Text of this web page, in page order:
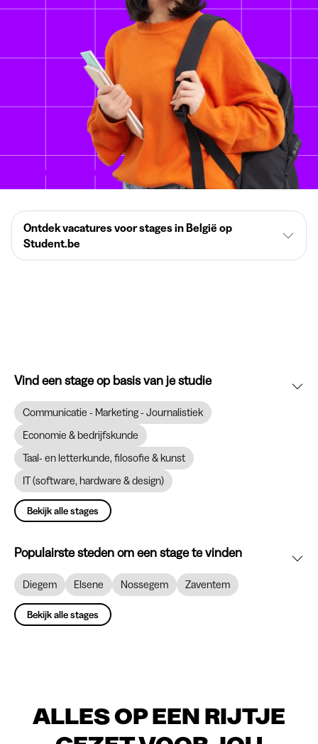
Ontdek vacatures voor stages in België op
Student.be
Vind een stage op basis van je studie
Communicatie - Marketing - Journalistiek
Economie & bedrijfskunde
Taal- en letterkunde, filosofie & kunst
IT (software, hardware & design)
Bekijk alle stages
Populairste steden om een stage te vinden
Diegem Elsene Nossegem Zaventem
Bekijk alle stages
ALLES OP EEN RIJTJE